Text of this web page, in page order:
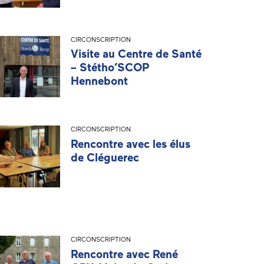
CIRCONSCRIPTION
Visite au Centre de Santé
– Stétho’SCOP
Hennebont
CIRCONSCRIPTION
Rencontre avec les élus
de Cléguerec
CIRCONSCRIPTION
Rencontre avec René